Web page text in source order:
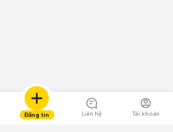
Đăng tin Liên hệ Tài khoản